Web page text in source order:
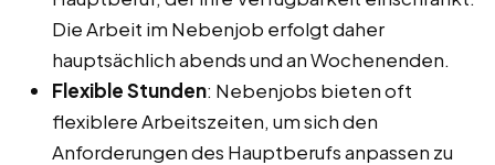
Die Arbeit im Nebenjob erfolgt daher
hauptsächlich abends und an Wochenenden.
Flexible Stunden: Nebenjobs bieten oft
flexiblere Arbeitszeiten, um sich den
Anforderungen des Hauptberufs anpassen zu